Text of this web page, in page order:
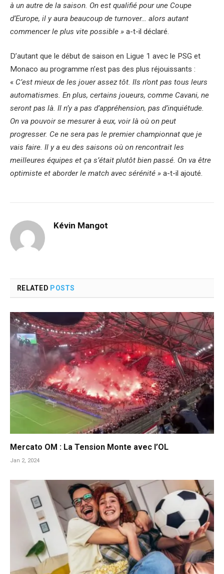
à un autre de la saison. On est qualifié pour une Coupe
d’Europe, il y aura beaucoup de turnover… alors autant
commencer le plus vite possible » a-t-il déclaré.
D’autant que le début de saison en Ligue 1 avec le PSG et
Monaco au programme n’est pas des plus réjouissants :
« C’est mieux de les jouer assez tôt. Ils n’ont pas tous leurs
automatismes. En plus, certains joueurs, comme Cavani, ne
seront pas là. Il n’y a pas d’appréhension, pas d’inquiétude.
On va pouvoir se mesurer à eux, voir là où on peut
progresser. Ce ne sera pas le premier championnat que je
vais faire. Il y a eu des saisons où on rencontrait les
meilleures équipes et ça s’était plutôt bien passé. On va être
optimiste et aborder le match avec sérénité » a-t-il ajouté.
Kévin Mangot
RELATED POSTS
Mercato OM : La Tension Monte avec l’OL
Jan 2, 2024